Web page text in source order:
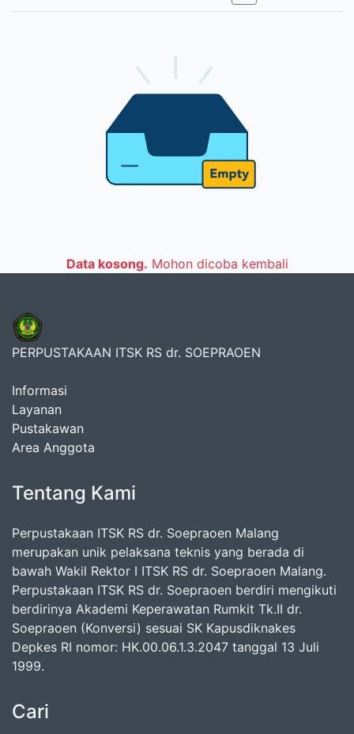
Data kosong. Mohon dicoba kembali
PERPUSTAKAAN ITSK RS dr. SOEPRAOEN
Informasi
Layanan
Pustakawan
Area Anggota
Tentang Kami
Perpustakaan ITSK RS dr. Soepraoen Malang
merupakan unik pelaksana teknis yang berada di
bawah Wakil Rektor I ITSK RS dr. Soepraoen Malang.
Perpustakaan ITSK RS dr. Soepraoen berdiri mengikuti
berdirinya Akademi Keperawatan Rumkit Tk.II dr.
Soepraoen (Konversi) sesuai SK Kapusdiknakes
Depkes RI nomor: HK.00.06.1.3.2047 tanggal 13 Juli
1999.
Cari